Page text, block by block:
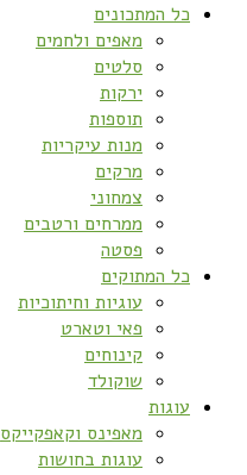
כל המתכונים
מאפים ולחמים
סלטים
ירקות
תוספות
מנות עיקריות
מרקים
צמחוני
ממרחים ורטבים
פסטה
כל המתוקים
עוגיות וחיתוכיות
פאי וטארט
קינוחים
שוקולד
עוגות
מאפינס וקאפקייקס
עוגות בחושות